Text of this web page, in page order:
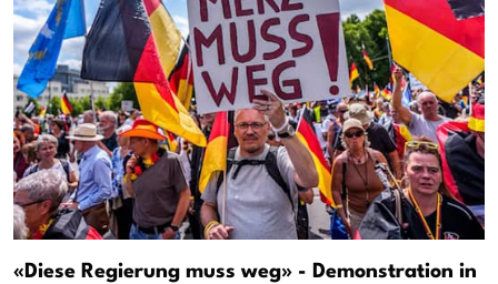
«Diese Regierung muss weg» - Demonstration in